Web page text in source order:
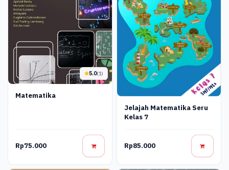
5.0(1)
Matematika
Rp75.000
Jelajah Matematika Seru
Kelas 7
Rp85.000